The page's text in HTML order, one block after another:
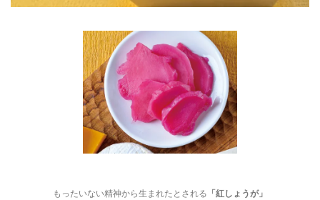
もったいない精神から生まれたとされる 「紅しょうが」